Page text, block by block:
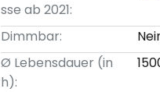
sse ab 2021:
Dimmbar:
Ø Lebensdauer (in
h):